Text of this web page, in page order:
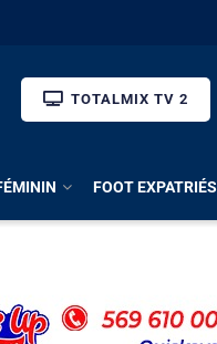
TOTALMIX TV 2
FOOT EXPATRIÉS